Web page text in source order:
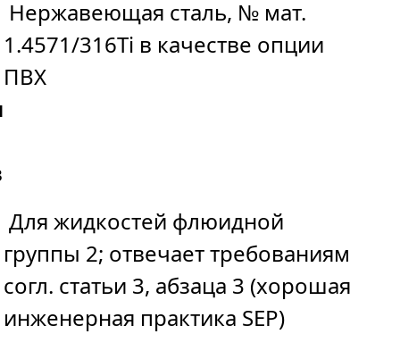
Нержавеющая сталь, № мат.
1.4571/316Ti в качестве опции
ПВХ
Для жидкостей флюидной
группы 2; отвечает требованиям
согл. статьи 3, абзаца 3 (хорошая
инженерная практика SEP)